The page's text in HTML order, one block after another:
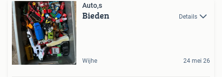
Auto,s
Bieden Details
Wijhe 24 mei 26